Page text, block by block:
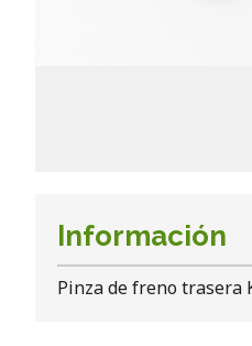
Información
Pinza de freno trasera